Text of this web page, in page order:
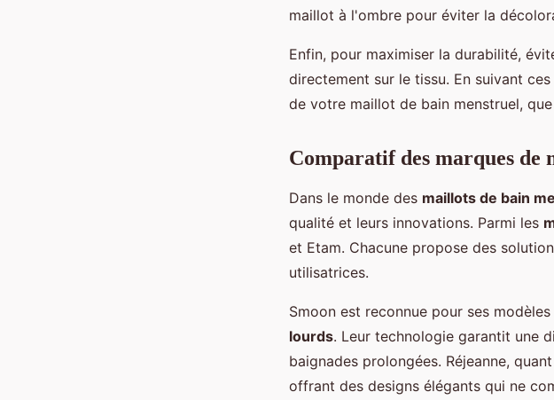
maillot à l'ombre pour éviter la
Enfin, pour maximiser la durabilité,
directement sur le tissu. En suivant ces
de votre maillot de bain menstruel,
Comparatif des marques de
Dans le monde des maillots de bain
qualité et leurs innovations. Parmi les
et Etam. Chacune propose des
utilisatrices.
Smoon est reconnue pour ses
lourds. Leur technologie garantit une
baignades prolongées. Réjeanne,
offrant des designs élégants qui ne